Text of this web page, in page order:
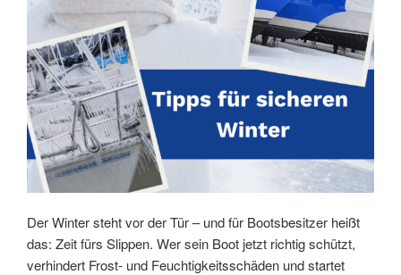
Der Winter steht vor der Tür – und für Bootsbesitzer heißt
das: Zeit fürs Slippen. Wer sein Boot jetzt richtig schützt,
verhindert Frost- und Feuchtigkeitsschäden und startet